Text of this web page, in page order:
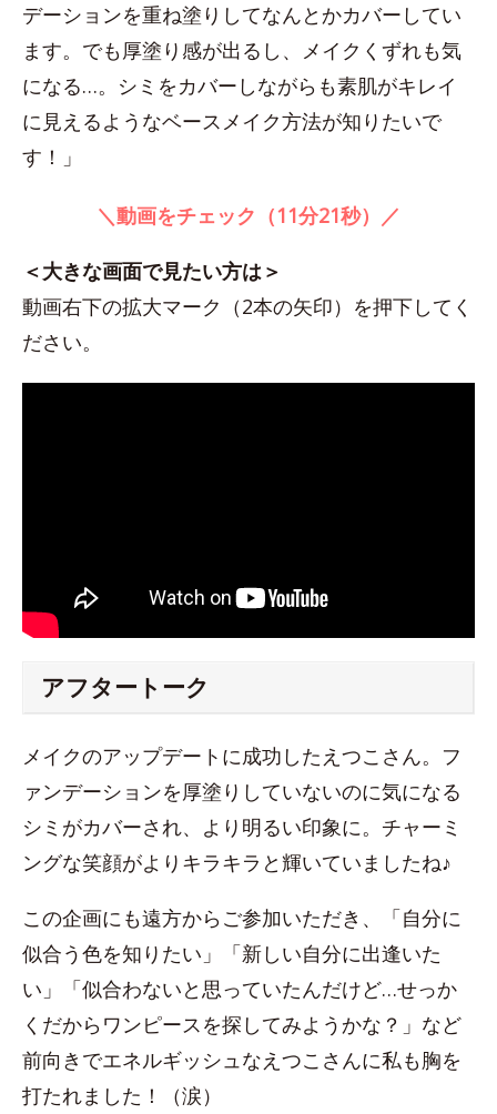
デーションを重ね塗りしてなんとかカバーしてい
ます。でも厚塗り感が出るし、メイクくずれも気
になる…。シミをカバーしながらも素肌がキレイ
に見えるようなベースメイク方法が知りたいで
す！」
＼動画をチェック（11分21秒）／
＜大きな画面で見たい方は＞
動画右下の拡大マーク（2本の矢印）を押下してく
ださい。
アフタートーク
メイクのアップデートに成功したえつこさん。フ
ァンデーションを厚塗りしていないのに気になる
シミがカバーされ、より明るい印象に。チャーミ
ングな笑顔がよりキラキラと輝いていましたね♪
この企画にも遠方からご参加いただき、「自分に
似合う色を知りたい」「新しい自分に出逢いた
い」「似合わないと思っていたんだけど…せっか
くだからワンピースを探してみようかな？」など
前向きでエネルギッシュなえつこさんに私も胸を
打たれました！（涙）